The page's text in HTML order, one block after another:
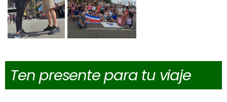
Ten presente para tu viaje